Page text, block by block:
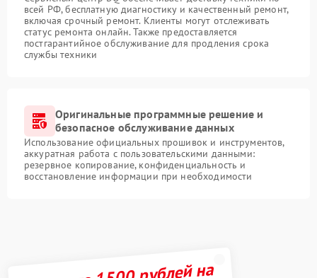
всей РФ, бесплатную диагностику и качественный ремонт,
включая срочный ремонт. Клиенты могут отслеживать
статус ремонта онлайн. Также предоставляется
постгарантийное обслуживание для продления срока
службы техники
Оригинальные программные решение и
безопасное обслуживание данных
Использование официальных прошивок и инструментов,
аккуратная работа с пользовательскими данными:
резервное копирование, конфиденциальность и
восстановление информации при необходимости